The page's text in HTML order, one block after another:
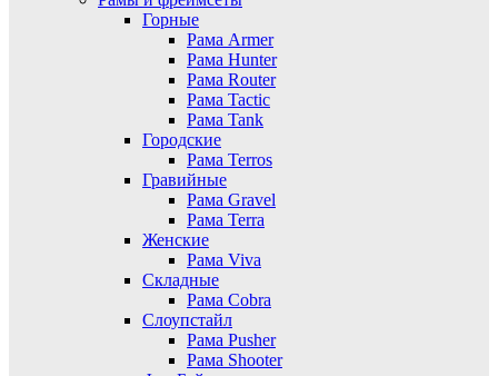
Горные
Рама Armer
Рама Hunter
Рама Router
Рама Tactic
Рама Tank
Городские
Рама Terros
Гравийные
Рама Gravel
Рама Terra
Женские
Рама Viva
Складные
Рама Cobra
Слоупстайл
Рама Pusher
Рама Shooter